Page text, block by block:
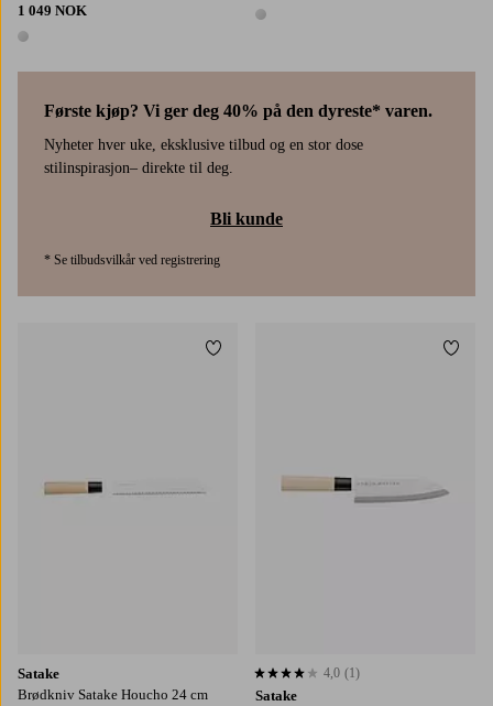
1 049 NOK
1 farge
1 farge
Første kjøp? Vi ger deg 40% på den dyreste* varen.
Nyheter hver uke, eksklusive tilbud og en stor dose
stilinspirasjon– direkte til deg.
Bli kunde
* Se tilbudsvilkår ved registrering
Satake
Brødkniv Satake Houcho 24 cm
Legg til favoritter
Satake
4,0 basert på 1 karaktergivninger
4,0 (1)